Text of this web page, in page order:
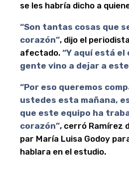
se les habría dicho a
“Son tantas cosas que
corazón”, dijo el
afectado. “Y aquí está
gente vino a dejar a
“Por eso queremos
ustedes esta mañana,
que este equipo ha
corazón”, cerró Ramírez
par María Luisa Godoy
hablara en el estudio.